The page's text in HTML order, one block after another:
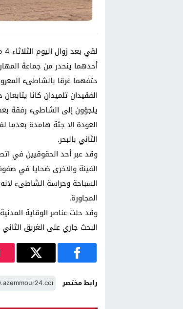
أحدهما ينحدر من جماعة
حتفهما غرقا بالشاطىء
الفقيدان تلميدان كانا
يلجؤون إلى الشاطىء رفقة
العودة الا جثة هامدة بعدما
الثاني بالبحر.
وقد عبر أحد الحقوقيين في
الفينة والاخرى ضحايا في
السباحة وحراسة الشاطىء
المجاورة.
وقد حلت عناصر الوقاية
البحث جاري على الغريق
رابط مختصر